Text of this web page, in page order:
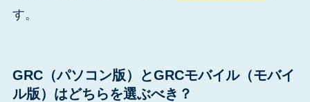
す。
GRC（パソコン版）とGRCモバイル（モバイ
ル版）はどちらを選ぶべき？